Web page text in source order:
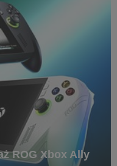
ROG Xbox Ally